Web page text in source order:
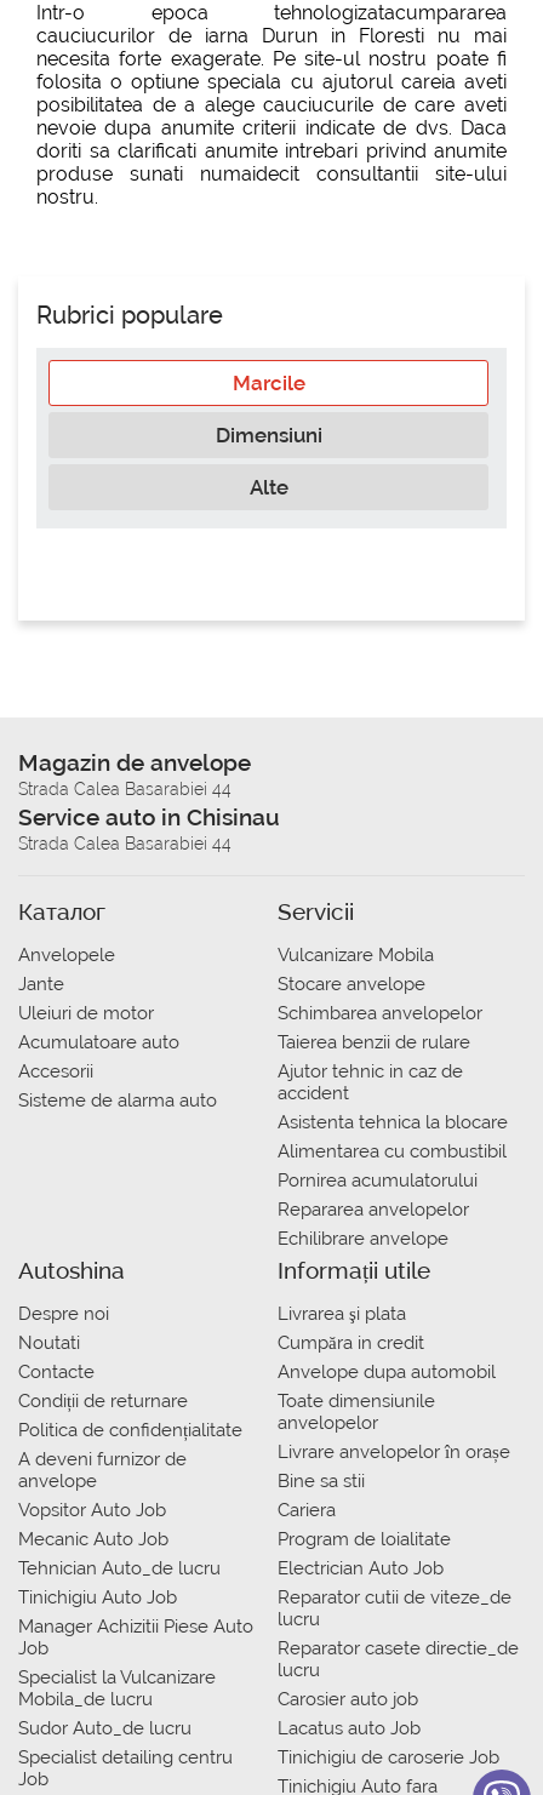
Intr-o epoca tehnologizatacumpararea
cauciucurilor de iarna Durun in Floresti nu mai
necesita forte exagerate. Pe site-ul nostru poate fi
folosita o optiune speciala cu ajutorul careia aveti
posibilitatea de a alege cauciucurile de care aveti
nevoie dupa anumite criterii indicate de dvs. Daca
doriti sa clarificati anumite intrebari privind anumite
produse sunati numaidecit consultantii site-ului
nostru.
Rubrici populare
Marcile
Dimensiuni
Alte
Magazin de anvelope
Strada Calea Basarabiei 44
Service auto in Chisinau
Strada Calea Basarabiei 44
Каталог
Anvelopele
Jante
Uleiuri de motor
Acumulatoare auto
Accesorii
Sisteme de alarma auto
Servicii
Vulcanizare Mobila
Stocare anvelope
Schimbarea anvelopelor
Taierea benzii de rulare
Ajutor tehnic in caz de
accident
Asistenta tehnica la blocare
Alimentarea cu combustibil
Pornirea acumulatorului
Repararea anvelopelor
Echilibrare anvelope
Autoshina
Despre noi
Noutati
Contacte
Condiții de returnare
Politica de confidențialitate
A deveni furnizor de
anvelope
Vopsitor Auto Job
Mecanic Auto Job
Tehnician Auto_de lucru
Tinichigiu Auto Job
Manager Achizitii Piese Auto
Job
Specialist la Vulcanizare
Mobila_de lucru
Sudor Auto_de lucru
Specialist detailing centru
Job
Informații utile
Livrarea şi plata
Сumpăra in credit
Anvelope dupa automobil
Toate dimensiunile
anvelopelor
Livrare anvelopelor în orașe
Bine sa stii
Cariera
Program de loialitate
Electrician Auto Job
Reparator cutii de viteze_de
lucru
Reparator casete directie_de
lucru
Carosier auto job
Lacatus auto Job
Tinichigiu de caroserie Job
Tinichigiu Auto fara